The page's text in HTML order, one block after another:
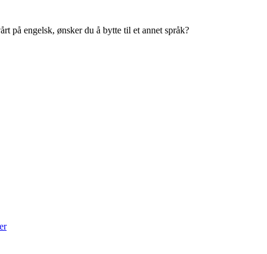
på engelsk, ønsker du å bytte til et annet språk?